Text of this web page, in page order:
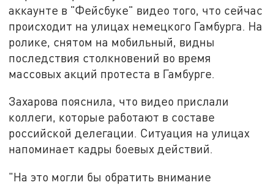
аккаунте в "Фейсбуке" видео того, что сейчас
происходит на улицах немецкого Гамбурга. На
ролике, снятом на мобильный, видны
последствия столкновений во время
массовых акций протеста в Гамбурге.
Захарова пояснила, что видео прислали
коллеги, которые работают в составе
российской делегации. Ситуация на улицах
напоминает кадры боевых действий.
"На это могли бы обратить внимание